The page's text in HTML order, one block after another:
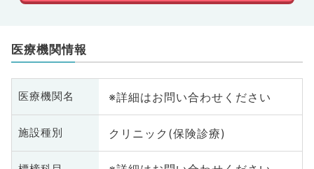
医療機関情報
医療機関名 ※詳細はお問い合わせください
施設種別 クリニック(保険診療)